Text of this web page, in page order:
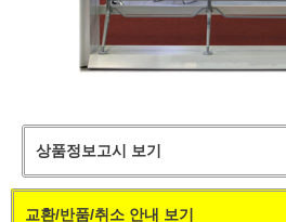
상품정보고시 보기
교환/반품/취소 안내 보기